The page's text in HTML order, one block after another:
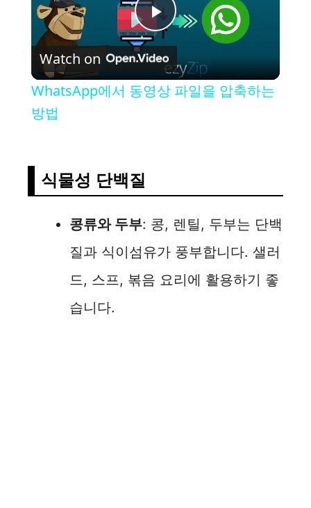
P
V
i
d
Watch on
WhatsApp에서 동영상 파일을 압축하는
방법
식물성 단백질
콩류와 두부: 콩, 렌틸, 두부는 단백
질과 식이섬유가 풍부합니다. 샐러
드, 스프, 볶음 요리에 활용하기 좋
습니다.